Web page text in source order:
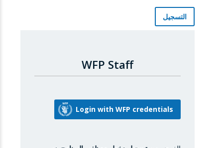
التسجيل
WFP Staff